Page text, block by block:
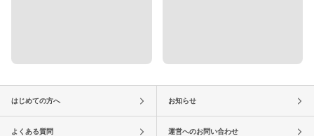
はじめての方へ お知らせ
よくある質問 運営へのお問い合わせ